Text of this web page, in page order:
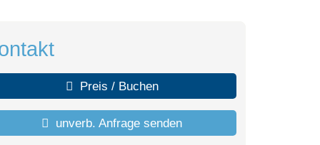
Preis / Buchen
unverb. Anfrage senden